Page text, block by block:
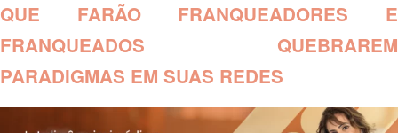
QUE FARÃO FRANQUEADORES E
FRANQUEADOS QUEBRAREM
PARADIGMAS EM SUAS REDES